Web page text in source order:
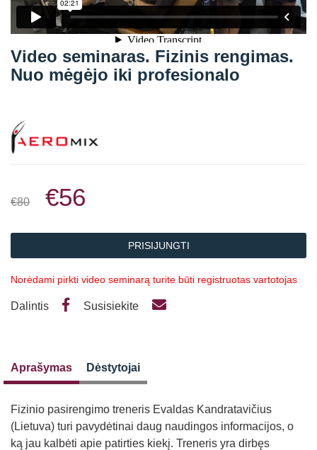
Straipsniai
Sėkmės istorijos
Atsiliepimai
Video seminaras. Fizinis rengimas.
Nuo mėgėjo iki profesionalo
€80 €56
PRISIJUNGTI
Norėdami pirkti video seminarą turite būti registruotas vartotojas
Dalintis Susisiekite
Aprašymas Dėstytojai
Fizinio pasirengimo treneris Evaldas Kandratavičius
(Lietuva) turi pavydėtinai daug naudingos informacijos, o
ką jau kalbėti apie patirties kiekį. Treneris yra dirbęs